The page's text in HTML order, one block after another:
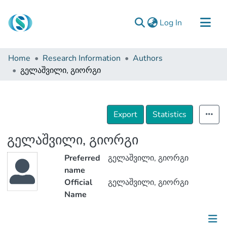
Log In (current)
Communities & Collections
Browse
Home Research Information
Authors
გელაშვილი, გიორგი
Export Statistics
გელაშვილი, გიორგი
Preferred
name
გელაშვილი, გიორგი
Official
Name
გელაშვილი, გიორგი